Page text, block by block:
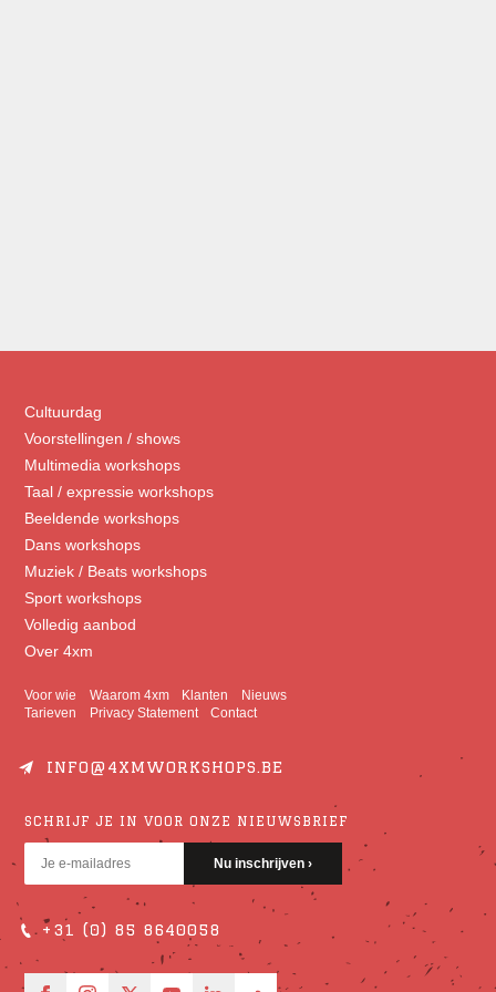
Cultuurdag
Voorstellingen / shows
Multimedia workshops
Taal / expressie workshops
Beeldende workshops
Dans workshops
Muziek / Beats workshops
Sport workshops
Volledig aanbod
Over 4xm
Voor wie Waarom 4xm Klanten
Nieuws
Tarieven
Privacy Statement Contact
INFO@4XMWORKSHOPS.BE
SCHRIJF JE IN VOOR ONZE NIEUWSBRIEF
+31 (0) 85 8640058